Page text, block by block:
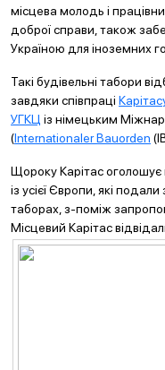
місцева молодь і
доброї справи, також
Україною для іноземних
Такі будівельні табори
завдяки співпраці
УГКЦ із німецьким
(Internationaler Bauorden
Щороку Карітас оголошує
із усієї Європи, які
таборах, з-поміж
Місцевий Карітас